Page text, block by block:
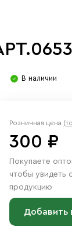
В наличии
Розничная цена
300 ₽
Покупаете
чтобы увидеть
продукцию
Добавить